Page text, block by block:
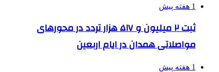
1 هفته پیش
ثبت ۲ میلیون و ۵۱۷ هزار تردد در محورهای
مواصلاتی همدان در ایام اربعین
1 هفته پیش